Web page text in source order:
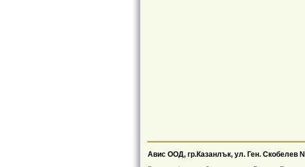
Авис ООД, гр.Казанлък, ул. Ген. Скобелев